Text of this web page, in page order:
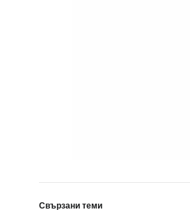
Свързани теми